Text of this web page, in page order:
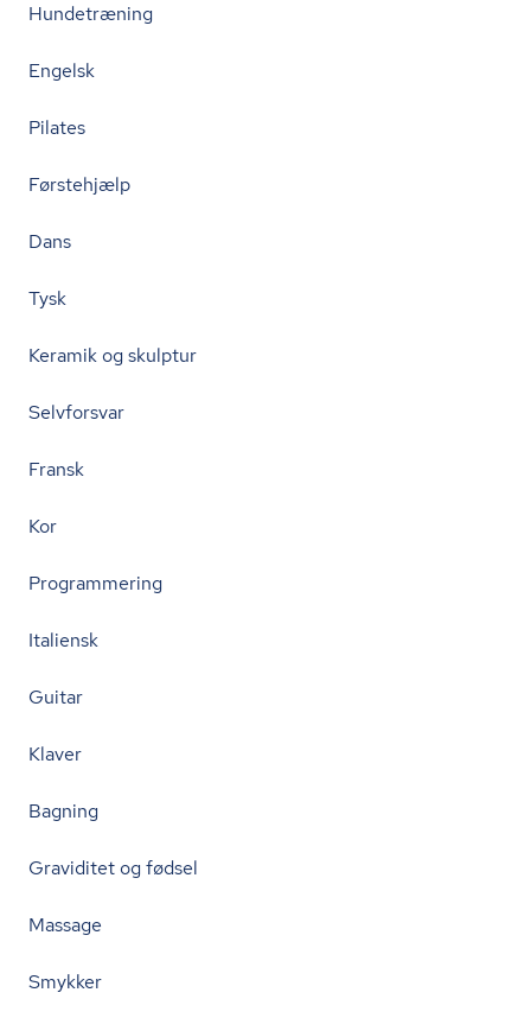
Hundetræning
Engelsk
Pilates
Førstehjælp
Dans
Tysk
Keramik og skulptur
Selvforsvar
Fransk
Kor
Programmering
Italiensk
Guitar
Klaver
Bagning
Graviditet og fødsel
Massage
Smykker